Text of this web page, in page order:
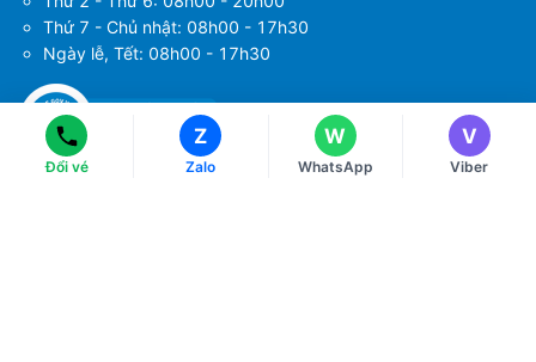
Thứ 7 - Chủ nhật: 08h00 - 17h30
Ngày lễ, Tết: 08h00 - 17h30
Tải ứng dụng Về chúng tôi
Đổi vé
Z
Zalo
W
WhatsApp
(+84) 70 854 1213
Ms Huỳnh
V
Viber